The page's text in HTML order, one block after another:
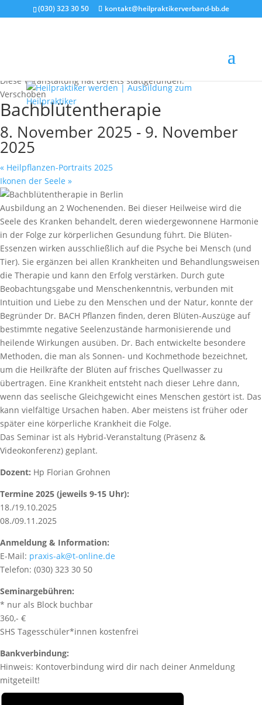
(030) 323 30 50 kontakt@heilpraktikerverband-bb.de
Diese Veranstaltung hat bereits stattgefunden.
Verschoben
Bachblütentherapie
8. November 2025 - 9. November
2025
« Heilpflanzen-Portraits 2025
Ikonen der Seele »
Ausbildung an 2 Wochenenden. Bei dieser Heilweise wird die
Seele des Kranken behandelt, deren wiedergewonnene Harmonie
in der Folge zur körperlichen Gesundung führt. Die Blüten-
Essenzen wirken ausschließlich auf die Psyche bei Mensch (und
Tier). Sie ergänzen bei allen Krankheiten und Behandlungsweisen
die Therapie und kann den Erfolg verstärken. Durch gute
Beobachtungsgabe und Menschenkenntnis, verbunden mit
Intuition und Liebe zu den Menschen und der Natur, konnte der
Begründer Dr. BACH Pflanzen finden, deren Blüten-Auszüge auf
bestimmte negative Seelenzustände harmonisierende und
heilende Wirkungen ausüben. Dr. Bach entwickelte besondere
Methoden, die man als Sonnen- und Kochmethode bezeichnet,
um die Heilkräfte der Blüten auf frisches Quellwasser zu
übertragen. Eine Krankheit entsteht nach dieser Lehre dann,
wenn das seelische Gleichgewicht eines Menschen gestört ist. Das
kann vielfältige Ursachen haben. Aber meistens ist früher oder
später eine körperliche Krankheit die Folge.
Das Seminar ist als Hybrid-Veranstaltung (Präsenz &
Videokonferenz) geplant.
Dozent: Hp Florian Grohnen
Termine 2025 (jeweils 9-15 Uhr):
18./19.10.2025
08./09.11.2025
Anmeldung & Information:
E-Mail: praxis-ak@t-online.de
Telefon: (030) 323 30 50
Seminargebühren:
* nur als Block buchbar
360,- €
SHS Tagesschüler*innen kostenfrei
Bankverbindung:
Hinweis: Kontoverbindung wird dir nach deiner Anmeldung
mitgeteilt!